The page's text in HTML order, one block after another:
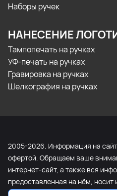
Наборы ручек
НАНЕСЕНИЕ
Тампопечать на ручках
УФ-печать на ручках
Гравировка на ручках
Шелкография на ручках
2005-2026. Информация на
офертой. Обращаем ваше
интернет-сайт, а также вся
предоставленная на нём, носит
информационный характер и ни